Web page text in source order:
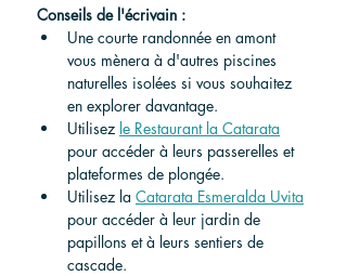
Conseils de l'écrivain :
Une courte randonnée en amont
vous mènera à d'autres piscines
naturelles isolées si vous souhaitez
en explorer davantage.
Utilisez le Restaurant la Catarata
pour accéder à leurs passerelles et
plateformes de plongée.
Utilisez la Catarata Esmeralda Uvita
pour accéder à leur jardin de
papillons et à leurs sentiers de
cascade.